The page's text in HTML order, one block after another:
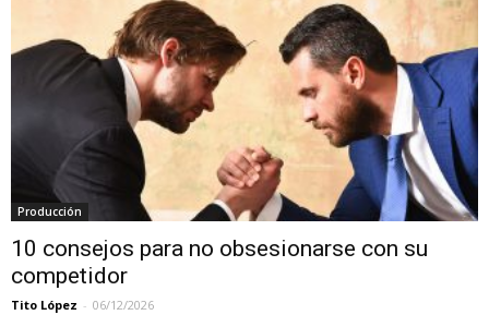
Producción
10 consejos para no obsesionarse con su
competidor
Tito López - 06/12/2026